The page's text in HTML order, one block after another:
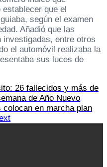
que el
según el examen
Añadió que las
entre otros
el automóvil realizaba la
sus luces de
26 fallecidos y más de
de Año Nuevo
en marcha plan